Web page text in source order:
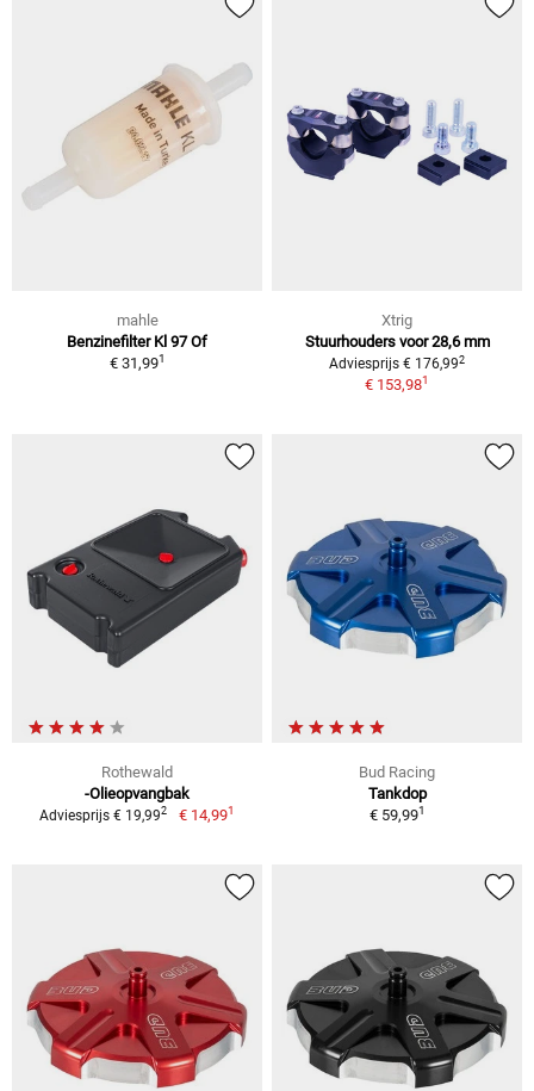
mahle
Benzinefilter Kl 97 Of
€ 31,991
Xtrig
Stuurhouders voor 28,6 mm
Adviesprijs € 176,992
€ 153,981
Rothewald
-Olieopvangbak
Adviesprijs € 19,992 € 14,991
Bud Racing
Tankdop
€ 59,991